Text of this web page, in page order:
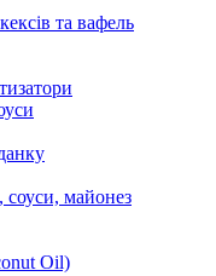
та вафель
соуси, майонез
Oil)